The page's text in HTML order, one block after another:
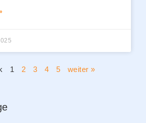
1 2 3 4 5 weiter »